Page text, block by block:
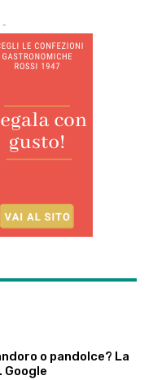
-
o pandolce? La
Google